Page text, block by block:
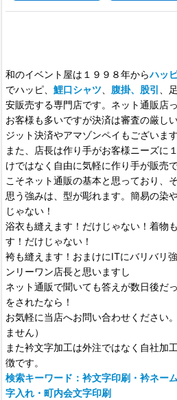
和のイベント屋は１９９８年からハッ
でハッピ、 鯉口シャツ 腹掛、股引
、
安販売する専門店です。ネット通販店
お客様も多いですが決済は審査の厳し
ジット決済やアマゾンペイもございま
また、店長は作り手がお客様ニーズに
けではなく自由に気軽に作り手が販売
こそネット通販の基本と思っており、
思う強みは、型が彫れます。簡易の染
じゃない！
浴衣も縫えます！だけじゃない！着物
す！だけじゃない！
袴も縫えます！おまけにITにバリバリ
ンリーワン店長と思いますし
ネット通販で聞いても答えが数日後だ
をされたなら！
お気軽に当店へお問い合わせください
ません）
また衿文字加工は外注ではなく自社加
徴です。
検索キーワード：衿文字印刷・衿ネー
字入れ・町内会文字印刷